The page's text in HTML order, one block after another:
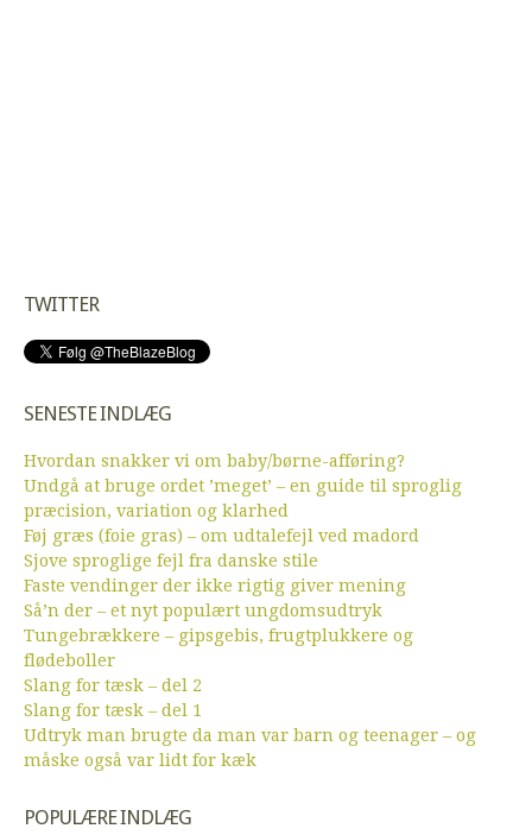
TWITTER
SENESTE INDLÆG
Hvordan snakker vi om baby/børne-afføring?
Undgå at bruge ordet ’meget’ – en guide til sproglig
præcision, variation og klarhed
Føj græs (foie gras) – om udtalefejl ved madord
Sjove sproglige fejl fra danske stile
Faste vendinger der ikke rigtig giver mening
Så’n der – et nyt populært ungdomsudtryk
Tungebrækkere – gipsgebis, frugtplukkere og
flødeboller
Slang for tæsk – del 2
Slang for tæsk – del 1
Udtryk man brugte da man var barn og teenager – og
måske også var lidt for kæk
POPULÆRE INDLÆG